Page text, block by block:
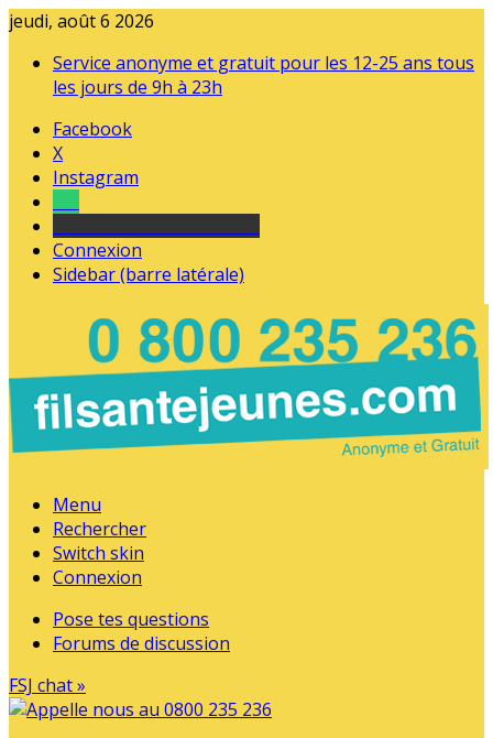
jeudi, août 6 2026
Service anonyme et gratuit pour les 12-25 ans tous
les jours de 9h à 23h
Facebook
X
Instagram
Connexion
Sidebar (barre latérale)
Menu
Rechercher
Switch skin
Connexion
Pose tes questions
Forums de discussion
FSJ chat »